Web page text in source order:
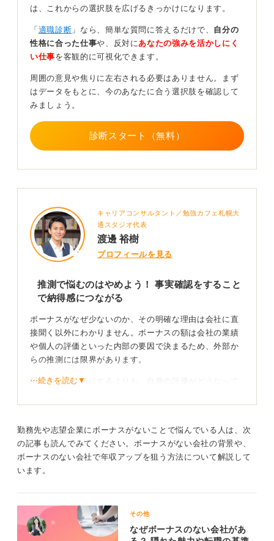
ボーナス額について気になることがある場合は直接
人事と話すことも大切
ボーナス額に対して不満がある場合、人事へ算式（基礎
依頼してみるのも良いかもしれません。
また、自身の振り返りとしては「制度要因」と「行動要
相談してみても良いですね。
もし転職を検討する場合は、可処分所得・成長機会・健
康・カルチャー適合・市場水準といった軸で比較し、評
価面談では成果の事実と再現条件を合意化されると良い
方向に向かいやすいと思います。
0
は、これからの選択肢を広げるきっかけになります。
「 適職診断 」なら、簡単な質問に答えるだけで、 自分の
性格に合った仕事や、反対に あなたの強みを活かしにく
い仕事を客観的に可視化できます。
周囲の意見や焦りに左右される必要はありません。まず
はデータをもとに、今のあなたに合う選択肢を確認して
みましょう。
診断スタート（無料）
キャリアコンサルタント／勉強カフェ札幌大
通スタジオ代表
渡邊 裕樹
プロフィールを見る
推測で悩むのはやめよう！ 事実確認をすること
で納得感につながる
ボーナスがなぜ少ないのか、その明確な理由は会社に直
接聞く以外にわかりません。ボーナスの額は会社の業績
や個人の評価といった内部の要因で決まるため、外部か
らの推測には限界があります。
同期の金額を気にするよりも、自身の評価がどうなって
『好調そうだ』というのはあくまで推測で、売上は伸び
ていても経費の増加で利益は出ていない可能性もありま
す。また、自身の自己評価と会社からの客観的な評価と
の間にギャップがあるのかもしれません。
転職は総合的な視点で冷静に判断！ ボーナスを指標
とするのはNG
⋯続きを読む▼
勤務先や志望企業にボーナスがないことで悩んでいる人は、次
の記事も読んでみてください。ボーナスがない会社の背景や、
ボーナスのない会社で年収アップを狙う方法について解説して
います。
その他
なぜボーナスのない会社があ